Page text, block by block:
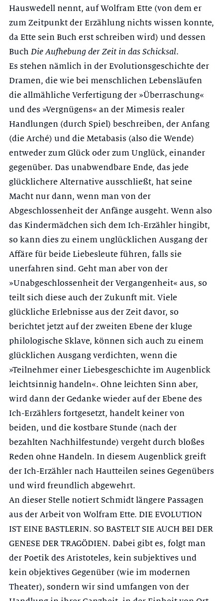
Haus­wedell nennt, auf Wolfram Ette (von dem er
zum Zeitpunkt der Erzählung nichts wissen konnte,
da Ette sein Buch erst schreiben wird) und dessen
Buch Die Aufhebung der Zeit in das Schicksal.
Es stehen nämlich in der Evolutionsgeschichte der
Dramen, die wie bei menschlichen Lebensläufen
die allmähliche Verfertigung der »Überraschung«
und des »Vergnügens« an der Mimesis realer
Handlungen (durch Spiel) be­schreiben, der Anfang
(die Arché) und die Metabasis (also die Wende)
ent­weder zum Glück oder zum Unglück, einander
gegenüber. Das unabwendba­re Ende, das jede
glücklichere Alternative ausschließt, hat seine
Macht nur dann, wenn man von der
Abgeschlossenheit der Anfänge ausgeht. Wenn also
das Kindermädchen sich dem Ich-Erzähler hingibt,
so kann dies zu einem un­glücklichen Ausgang der
Affäre für beide Liebesleute führen, falls sie
unerfah­ren sind. Geht man aber von der
»Unabgeschlossenheit der Vergangenheit« aus, so
teilt sich diese auch der Zukunft mit. Viele
glückliche Erlebnisse aus der Zeit davor, so
berichtet jetzt auf der zweiten Ebene der kluge
philolo­gische Sklave, können sich auch zu einem
glücklichen Ausgang verdichten, wenn die
»Teilnehmer einer Liebesgeschichte im Augenblick
leichtsinnig han­deln«. Ohne leichten Sinn aber,
wird dann der Gedanke wieder auf der Ebene des
Ich-Erzählers fortgesetzt, handelt keiner von
beiden, und die kostbare Stunde (nach der
bezahlten Nachhilfestunde) vergeht durch bloßes
Reden ohne Handeln. In diesem Augenblick greift
der Ich-Erzähler nach Hautteilen seines Gegenübers
und wird freundlich abgewehrt.
An dieser Stelle notiert Schmidt längere Passagen
aus der Arbeit von Wolfram Ette. DIE EVOLUTION
IST EINE BASTLERIN. SO BASTELT SIE AUCH BEI DER
GENESE DER TRAGÖDIEN. Dabei gibt es, folgt man
der Poetik des Ari­stoteles, kein subjektives und
kein objektives Gegenüber (wie im modernen
Theater), sondern wir sind umfangen von der